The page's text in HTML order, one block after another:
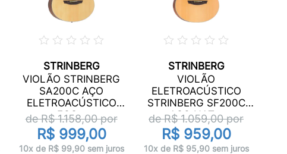
STRINBERG
VIOLÃO STRINBERG
SA200C AÇO
ELETROACÚSTICO
FOS...
de R$1.158,00por
R$ 999,00
10x de R$ 99,90 sem juros
STRINBERG
VIOLÃO
ELETROACÚSTICO
STRINBERG SF200C
AÇO NAT...
de R$1.059,00por
R$ 959,00
10x de R$ 95,90 sem juros